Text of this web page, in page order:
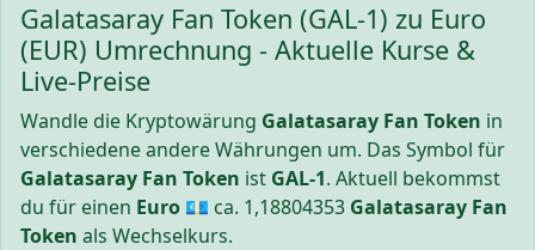
Galatasaray Fan Token (GAL-1) zu Euro
(EUR) Umrechnung - Aktuelle Kurse &
Live-Preise
Wandle die Kryptowärung Galatasaray Fan Token in
verschiedene andere Währungen um. Das Symbol für
Galatasaray Fan Token ist GAL-1. Aktuell bekommst
du für einen Euro 💶 ca. 1,18804353 Galatasaray Fan
Token als Wechselkurs.